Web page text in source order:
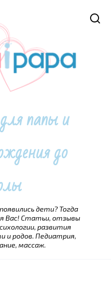
папы и
до
дети? Тогда
Вас! Статьи, отзывы
развития
и родов. Педиатрия,
массаж.